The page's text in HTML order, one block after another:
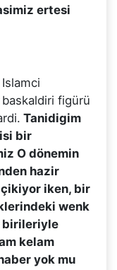
ertesi
figürü
Tanidigim
bir
O dönemin
hazir
iken, bir
wenk
birileriyle
kelam
yok mu